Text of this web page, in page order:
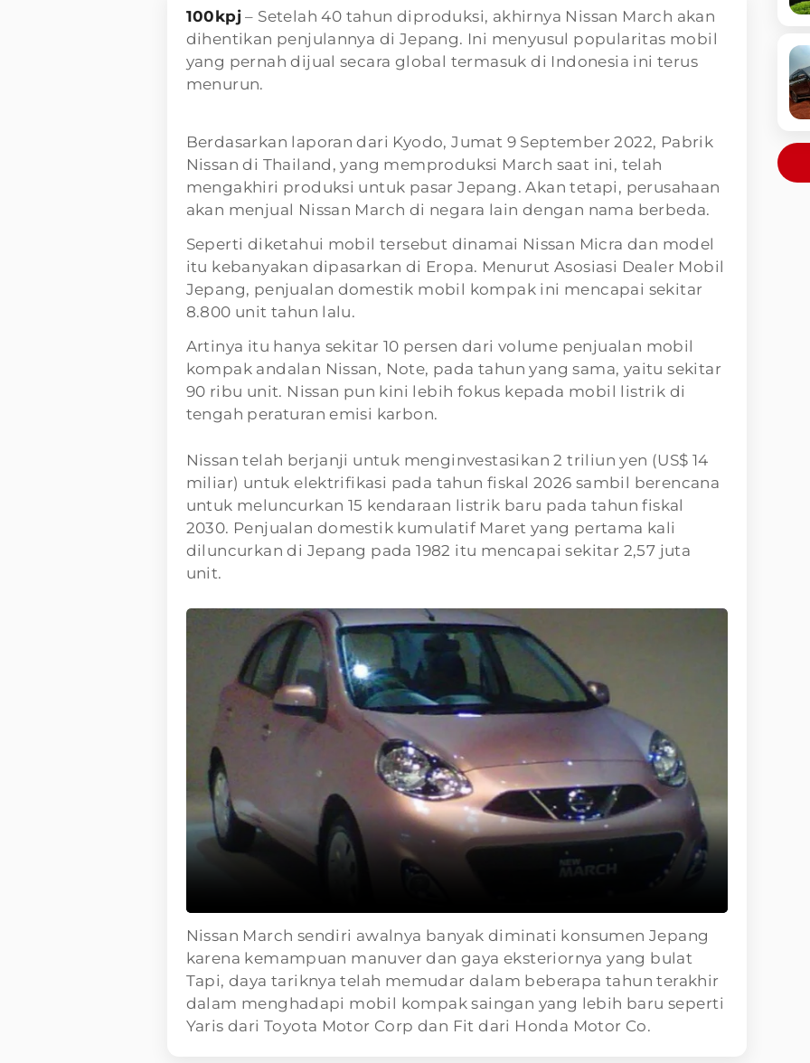
100kpj– Setelah 40 tahun diproduksi, akhirnya Nissan March akan
dihentikan penjulannya di Jepang. Ini menyusul popularitas mobil
yang pernah dijual secara global termasuk di Indonesia ini terus
menurun.
Berdasarkan laporan dari Kyodo, Jumat 9 September 2022, Pabrik
Nissan di Thailand, yang memproduksi March saat ini, telah
mengakhiri produksi untuk pasar Jepang. Akan tetapi, perusahaan
akan menjual Nissan March di negara lain dengan nama berbeda.
Seperti diketahui mobil tersebut dinamai Nissan Micra dan model
itu kebanyakan dipasarkan di Eropa. Menurut Asosiasi Dealer Mobil
Jepang, penjualan domestik mobil kompak ini mencapai sekitar
8.800 unit tahun lalu.
Artinya itu hanya sekitar 10 persen dari volume penjualan mobil
kompak andalan Nissan, Note, pada tahun yang sama, yaitu sekitar
90 ribu unit. Nissan pun kini lebih fokus kepada mobil listrik di
tengah peraturan emisi karbon.
Nissan telah berjanji untuk menginvestasikan 2 triliun yen (US$ 14
miliar) untuk elektrifikasi pada tahun fiskal 2026 sambil berencana
untuk meluncurkan 15 kendaraan listrik baru pada tahun fiskal
2030. Penjualan domestik kumulatif Maret yang pertama kali
diluncurkan di Jepang pada 1982 itu mencapai sekitar 2,57 juta
unit.
Nissan March sendiri awalnya banyak diminati konsumen Jepang
karena kemampuan manuver dan gaya eksteriornya yang bulat
Tapi, daya tariknya telah memudar dalam beberapa tahun terakhir
dalam menghadapi mobil kompak saingan yang lebih baru seperti
Yaris dari Toyota Motor Corp dan Fit dari Honda Motor Co.